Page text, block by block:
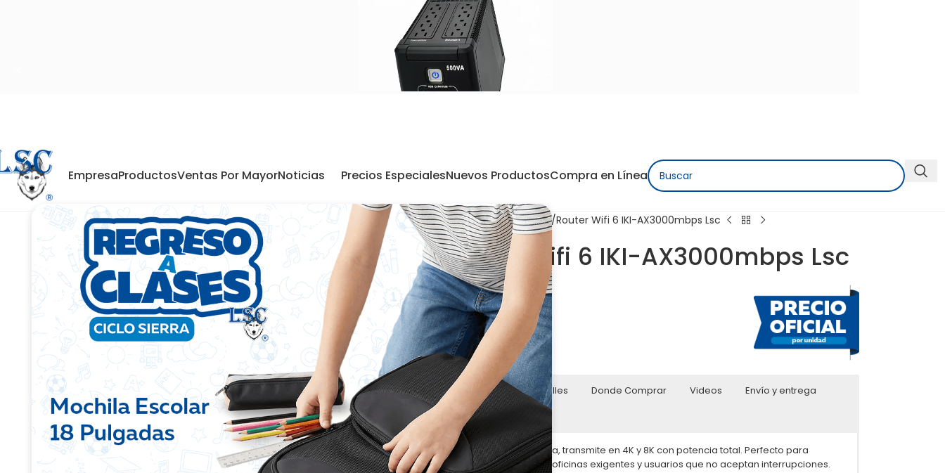
EmpresaProductosVentas Por MayorNoticias Precios EspecialesNuevos ProductosCompra en Línea
Inicio Redes e Internet Router Wifi 6 IKI-AX3000mbps Lsc
Router Wifi 6 IKI-AX3000mbps Lsc
$42.85
Incluye I.V.A
CÓDIGO LSC:00200
Descripción Detalles Donde Comprar Videos Envío y entrega
Políticas de Garantía
Navega, juega, trabaja, transmite en 4K y 8K con potencia total. Perfecto para
hogares inteligentes, oficinas exigentes y usuarios que no aceptan interrupciones.